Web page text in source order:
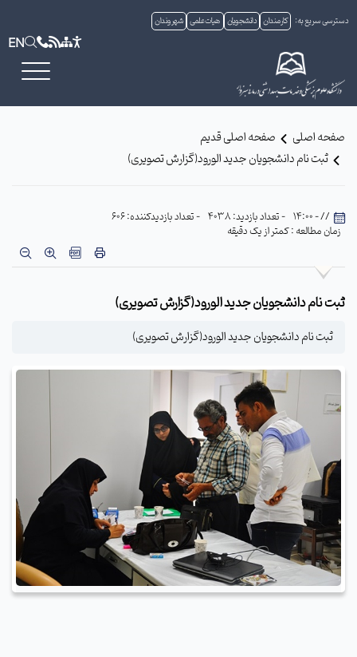
دسترسی سریع به: کارمندان دانشجویان هیات علمی شهروندان
EN
صفحه اصلی
صفحه اصلی قدیم
ثبت نام دانشجویان جدید الورود(گزارش تصویری)
// - 14:00 - تعداد بازدید: 4038
- تعداد بازدیدکننده: 606
زمان مطالعه : کمتر از یک دقیقه
ثبت نام دانشجویان جدید الورود(گزارش تصویری)
ثبت نام دانشجویان جدید الورود(گزارش تصویری)